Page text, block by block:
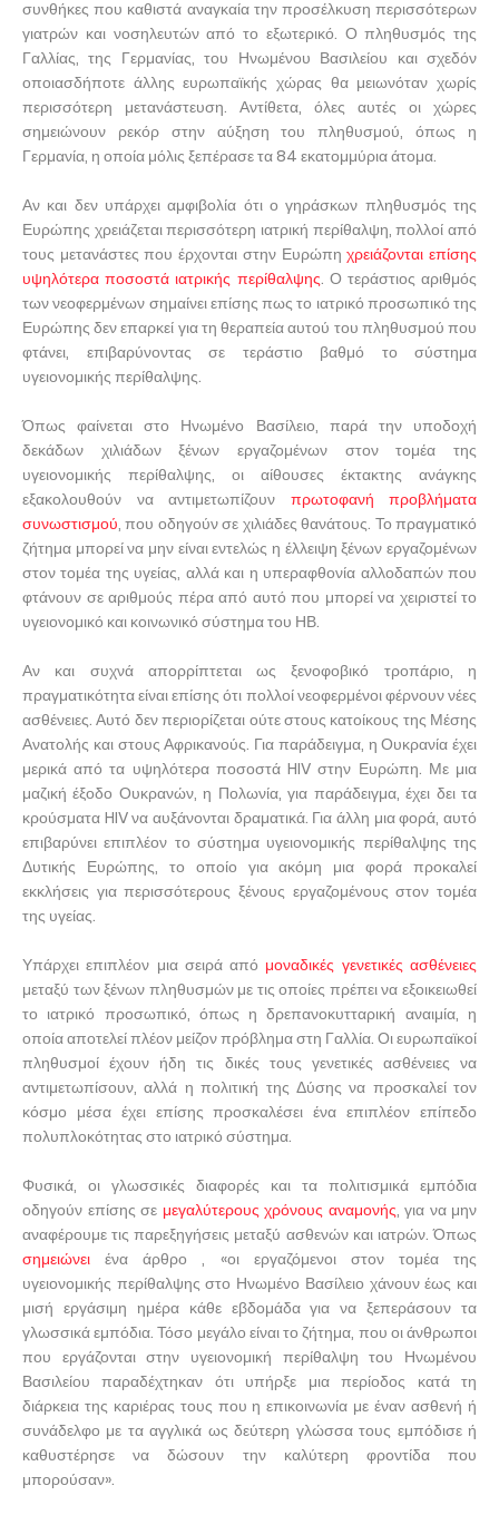
συνθήκες που καθιστά αναγκαία την προσέλκυση περισσότερων
γιατρών και νοσηλευτών από το εξωτερικό. Ο πληθυσμός της
Γαλλίας, της Γερμανίας, του Ηνωμένου Βασιλείου και σχεδόν
οποιασδήποτε άλλης ευρωπαϊκής χώρας θα μειωνόταν χωρίς
περισσότερη μετανάστευση. Αντίθετα, όλες αυτές οι χώρες
σημειώνουν ρεκόρ στην αύξηση του πληθυσμού, όπως η
Γερμανία, η οποία μόλις ξεπέρασε τα 84 εκατομμύρια άτομα.
Αν και δεν υπάρχει αμφιβολία ότι ο γηράσκων πληθυσμός της
Ευρώπης χρειάζεται περισσότερη ιατρική περίθαλψη, πολλοί από
τους μετανάστες που έρχονται στην Ευρώπηχρειάζονται επίσης
υψηλότερα ποσοστά ιατρικής περίθαλψης. Ο τεράστιος αριθμός
των νεοφερμένων σημαίνει επίσης πως το ιατρικό προσωπικό της
Ευρώπης δεν επαρκεί για τη θεραπεία αυτού του πληθυσμού που
φτάνει, επιβαρύνοντας σε τεράστιο βαθμό το σύστημα
υγειονομικής περίθαλψης.
Όπως φαίνεται στο Ηνωμένο Βασίλειο, παρά την υποδοχή
δεκάδων χιλιάδων ξένων εργαζομένων στον τομέα της
υγειονομικής περίθαλψης, οι αίθουσες έκτακτης ανάγκης
εξακολουθούν να αντιμετωπίζουν πρωτοφανή προβλήματα
συνωστισμού, που οδηγούν σε χιλιάδες θανάτους. Το πραγματικό
ζήτημα μπορεί να μην είναι εντελώς η έλλειψη ξένων εργαζομένων
στον τομέα της υγείας, αλλά και η υπεραφθονία αλλοδαπών που
φτάνουν σε αριθμούς πέρα ​​από αυτό που μπορεί να χειριστεί το
υγειονομικό και κοινωνικό σύστημα του ΗΒ.
Αν και συχνά απορρίπτεται ως ξενοφοβικό τροπάριο, η
πραγματικότητα είναι επίσης ότι πολλοί νεοφερμένοι φέρνουν νέες
ασθένειες. Αυτό δεν περιορίζεται ούτε στους κατοίκους της Μέσης
Ανατολής και στους Αφρικανούς. Για παράδειγμα, η Ουκρανία έχει
μερικά από τα υψηλότερα ποσοστά HIV στην Ευρώπη. Με μια
μαζική έξοδο Ουκρανών, η Πολωνία, για παράδειγμα, έχει δει τα
κρούσματα HIV να αυξάνονται δραματικά. Για άλλη μια φορά, αυτό
επιβαρύνει επιπλέον το σύστημα υγειονομικής περίθαλψης της
Δυτικής Ευρώπης, το οποίο για ακόμη μια φορά προκαλεί
εκκλήσεις για περισσότερους ξένους εργαζομένους στον τομέα
της υγείας.
Υπάρχει επιπλέον μια σειρά από μοναδικές γενετικές ασθένειες
μεταξύ των ξένων πληθυσμών με τις οποίες πρέπει να εξοικειωθεί
το ιατρικό προσωπικό, όπως η δρεπανοκυτταρική αναιμία, η
οποία αποτελεί πλέον μείζον πρόβλημα στη Γαλλία. Οι ευρωπαϊκοί
πληθυσμοί έχουν ήδη τις δικές τους γενετικές ασθένειες να
αντιμετωπίσουν, αλλά η πολιτική της Δύσης να προσκαλεί τον
κόσμο μέσα έχει επίσης προσκαλέσει ένα επιπλέον επίπεδο
πολυπλοκότητας στο ιατρικό σύστημα.
Φυσικά, οι γλωσσικές διαφορές και τα πολιτισμικά εμπόδια
οδηγούν επίσης σε μεγαλύτερους χρόνους αναμονής, για να μην
αναφέρουμε τις παρεξηγήσεις μεταξύ ασθενών και ιατρών. Όπως
σημειώνει ένα άρθρο , «οι εργαζόμενοι στον τομέα της
υγειονομικής περίθαλψης στο Ηνωμένο Βασίλειο χάνουν έως και
μισή εργάσιμη ημέρα κάθε εβδομάδα για να ξεπεράσουν τα
γλωσσικά εμπόδια. Τόσο μεγάλο είναι το ζήτημα, που οι άνθρωποι
που εργάζονται στην υγειονομική περίθαλψη του Ηνωμένου
Βασιλείου παραδέχτηκαν ότι υπήρξε μια περίοδος κατά τη
διάρκεια της καριέρας τους που η επικοινωνία με έναν ασθενή ή
συνάδελφο με τα αγγλικά ως δεύτερη γλώσσα τους εμπόδισε ή
καθυστέρησε να δώσουν την καλύτερη φροντίδα που
μπορούσαν».